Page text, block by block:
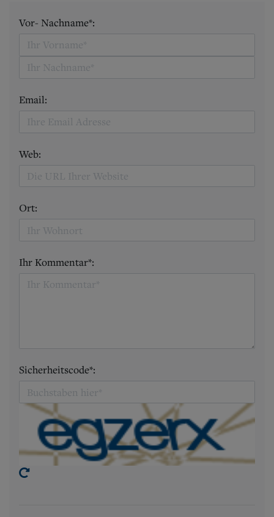
Vor- Nachname*:
Email:
Web:
Ort:
Ihr Kommentar*:
Sicherheitscode*: